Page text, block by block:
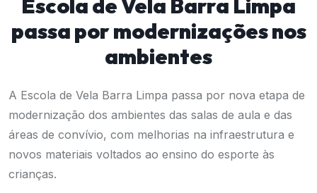
Escola de Vela Barra Limpa
passa por modernizações nos
ambientes
A Escola de Vela Barra Limpa passa por nova etapa de
modernização dos ambientes das salas de aula e das
áreas de convívio, com melhorias na infraestrutura e
novos materiais voltados ao ensino do esporte às
crianças.